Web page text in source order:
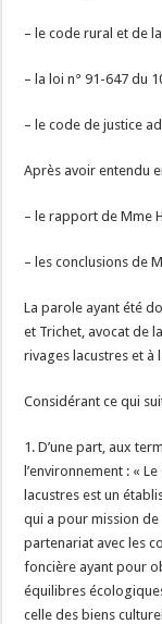
– le code rural et de
– la loi n° 91-647 du
– le code de justice
Après avoir entendu
– le rapport de Mme
– les conclusions de
La parole ayant été
et Trichet, avocat de
rivages lacustres et à
Considérant ce qui
1. D’une part, aux
l’environnement : «
lacustres est un
qui a pour mission de
partenariat avec les
foncière ayant pour
équilibres
celle des biens